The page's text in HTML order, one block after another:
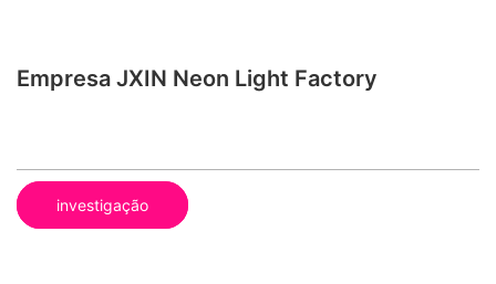
Empresa JXIN Neon Light Factory
investigação